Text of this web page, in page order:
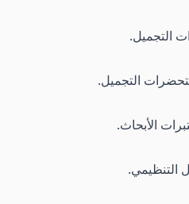
التجميل.
التجميل.
الأبحاث.
التنظيمي.